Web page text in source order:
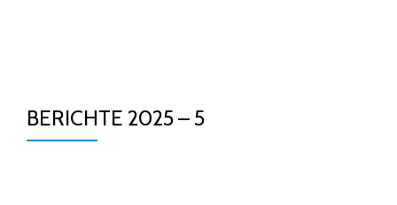
BERICHTE 2025 – 5